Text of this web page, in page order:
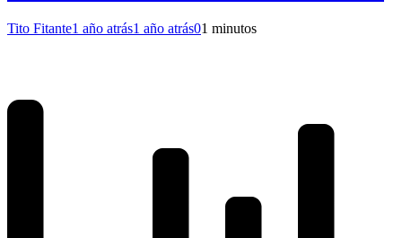
Tito Fitante1 año atrás1 año atrás01 minutos